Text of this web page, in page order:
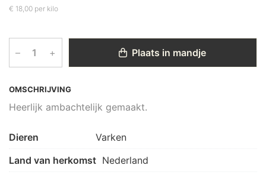
OMSCHRIJVING
Heerlijk ambachtelijk gemaakt.
€ 18,00 per kilo
– + Plaats in mandje
Dieren
Varken
Land van herkomst Nederland